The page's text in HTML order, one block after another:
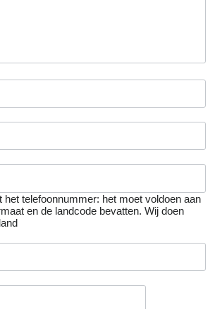
het telefoonnummer: het moet voldoen aan
en de landcode bevatten. Wij doen